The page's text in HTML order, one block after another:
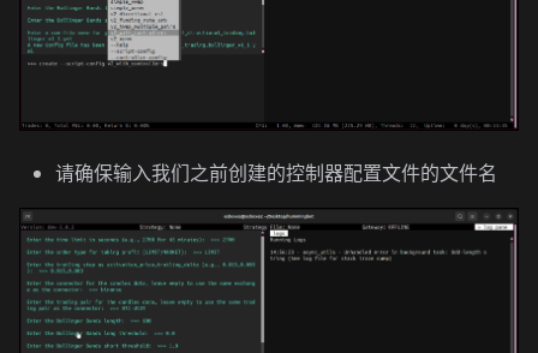
请确保输入我们之前创建的控制器配置文件的文件名